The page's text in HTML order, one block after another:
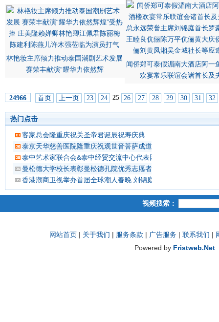
林艳妆主席倾力推动泰国潮剧艺术发展
赛荣丰献演“耀华力依然辉
闻侨郑可泰假湄南大酒店阿一
欢宴常乐联谊会诸首长及
24966 首页 上一页 23 24 25 26 27 28 29 30 31 32
热门点击
客家总会隆重庆祝关圣帝君诞辰祝寿庆典
泰京天华慈善医院隆重庆祝观世音菩萨成道吉日延僧诵经祈福
泰中艺术家联合会&泰中经贸交流中心代表团 蔡义批会长率领抵
曼松德大学校长表彰曼松德孔院优秀志愿者教师
香港潮商卫视举办首届全球潮人春晚 刘锦庭等侨领出席
视频搜索：
网站首页 | 关于我们 | 服务条款 | 广告服务 | 联系我们 |
Powered by Fristweb.Net